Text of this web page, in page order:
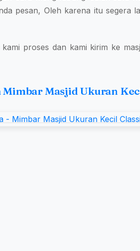
pesan, Oleh karena itu segera
proses dan kami kirim ke
Mimbar Masjid Ukuran